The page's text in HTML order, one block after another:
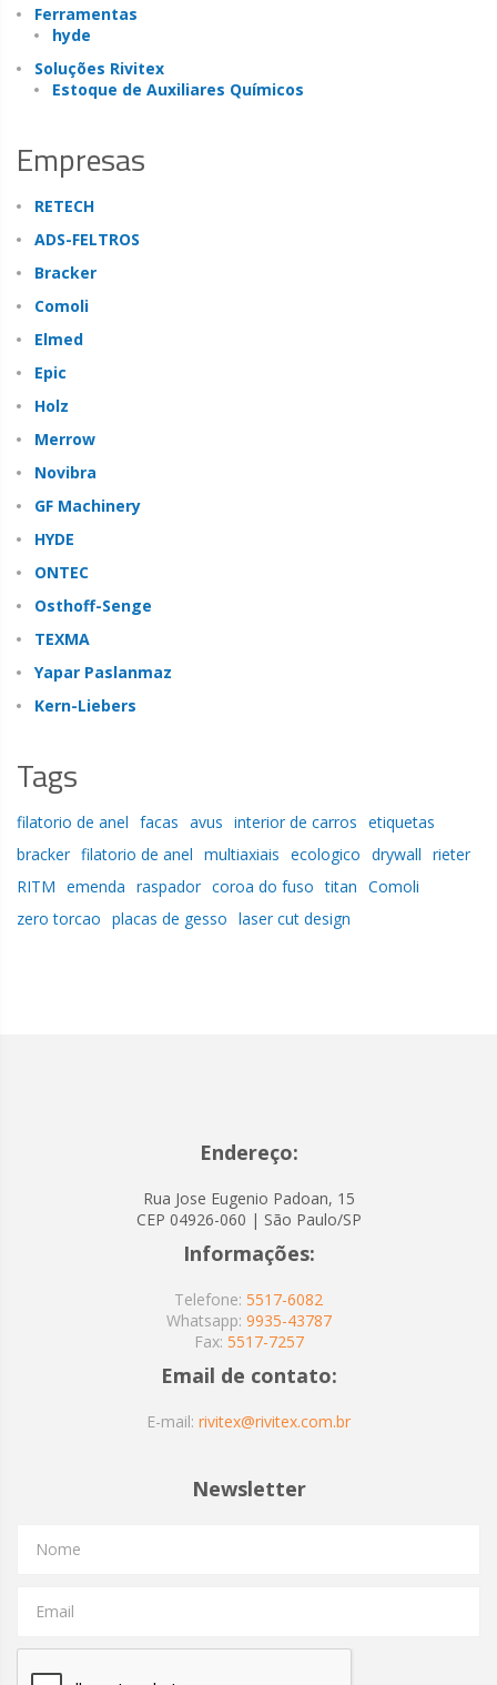
Ferramentas
hyde
Soluções Rivitex
Estoque de Auxiliares Químicos
Empresas
RETECH
ADS-FELTROS
Bracker
Comoli
Elmed
Epic
Holz
Merrow
Novibra
GF Machinery
HYDE
ONTEC
Osthoff-Senge
TEXMA
Yapar Paslanmaz
Kern-Liebers
Tags
filatorio de anel facas avus interior de carros etiquetas
bracker filatorio de anel multiaxiais ecologico drywall rieter
RITM emenda raspador coroa do fuso titan Comoli
zero torcao placas de gesso laser cut design
Endereço:
Rua Jose Eugenio Padoan, 15
CEP 04926-060 | São Paulo/SP
Informações:
Telefone: 5517-6082
Whatsapp: 9935-43787
Fax: 5517-7257
Email de contato:
E-mail: rivitex@rivitex.com.br
Newsletter
Nome
Email